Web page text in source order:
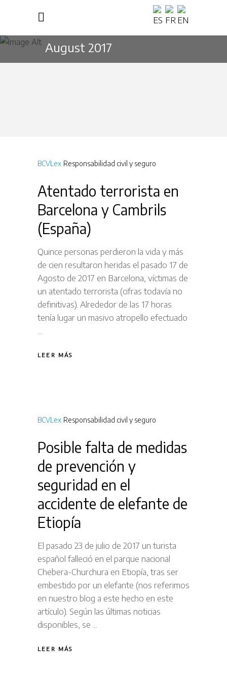
August 2017
BCVLex Responsabilidad civil y seguro
Atentado terrorista en
Barcelona y Cambrils
(España)
Quince personas perdieron la vida y más
de cien resultaron heridas el pasado 17 de
Agosto de 2017 en Barcelona, víctimas de
un atentado terrorista (cifras todavía no
definitivas). Alrededor de las 17 horas
tenía lugar un masivo atropello efectuado
LEER MÁS
BCVLex Responsabilidad civil y seguro
Posible falta de medidas
de prevención y
seguridad en el
accidente de elefante de
Etiopía
El pasado 23 de julio de 2017 un turista
español falleció en el parque nacional
Chebera-Churchura en Etiopía, tras ser
embestido por un elefante (nos referimos
en nuestro blog a este hecho en este
artículo). Según las últimas noticias
disponibles, se
LEER MÁS